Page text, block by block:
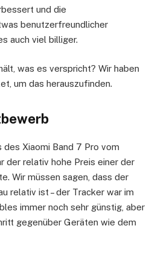
und die
benutzerfreundlicher
auch viel billiger.
was es verspricht? Wir haben
um das herauszufinden.
Xiaomi Band 7 Pro vom
der relativ hohe Preis einer der
Wir müssen sagen, dass der
relativ ist – der Tracker war im
immer noch sehr günstig, aber
gegenüber Geräten wie dem